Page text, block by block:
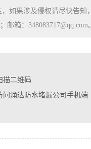
如果涉及侵权请尽快告知
箱：348083717@qq.com。
描二维码
问涌达防水堵漏公司手机端